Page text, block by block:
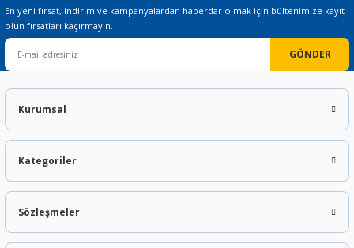
En yeni fırsat, indirim ve kampanyalardan haberdar olmak için bültenimize kayıt
olun fırsatları kaçırmayın.
GÖNDER
Kurumsal
Kategoriler
Sözleşmeler